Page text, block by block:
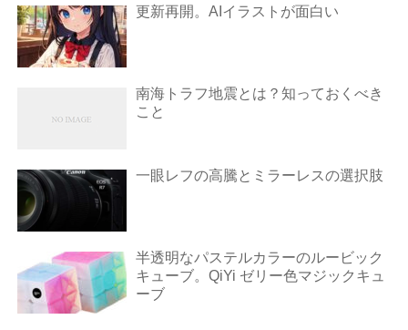
更新再開。AIイラストが面白い
南海トラフ地震とは？知っておくべき
こと
一眼レフの高騰とミラーレスの選択肢
半透明なパステルカラーのルービック
キューブ。QiYi ゼリー色マジックキュ
ーブ